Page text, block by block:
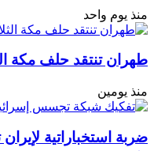
منذ يوم واحد
طهران تنتقد حلف مكة
منذ يومين
ضربة استخباراتية